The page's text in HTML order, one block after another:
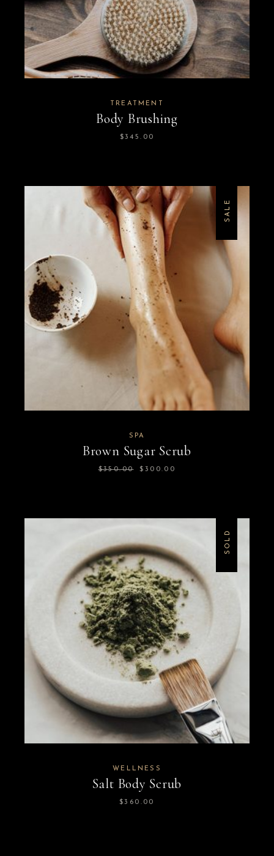
TREATMENT
Body Brushing
$345.00
SALE
SPA
Brown Sugar Scrub
$350.00
Original
$ 300.00
Η
SOLD
WELLNESS
Salt Body Scrub
$360.00